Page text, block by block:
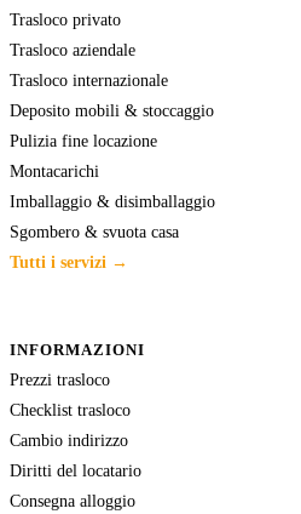
Trasloco privato
Trasloco aziendale
Trasloco internazionale
Deposito mobili & stoccaggio
Pulizia fine locazione
Montacarichi
Imballaggio & disimballaggio
Sgombero & svuota casa
Tutti i servizi →
INFORMAZIONI
Prezzi trasloco
Checklist trasloco
Cambio indirizzo
Diritti del locatario
Consegna alloggio